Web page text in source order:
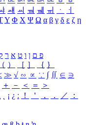
ㆈ ㆉ ㆊ ㆋ ㆌ ㆍ
ㆎ
Υ Φ Χ Ψ Ω α β γ δ ε ζ η
פ ם ן ו ט א ר
（ ） ［ ］ ｛ ｝
≫ √ ∽ ∝ ∵ ∫ ∬ ∈ ∋
＋ － ＜ ＝
＞
¡ ¿ ː ！ ＇ ， ． ／
：